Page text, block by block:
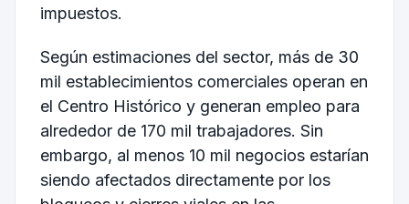
impuestos.
Según estimaciones del sector, más de 30
mil establecimientos comerciales operan en
el Centro Histórico y generan empleo para
alrededor de 170 mil trabajadores. Sin
embargo, al menos 10 mil negocios estarían
siendo afectados directamente por los